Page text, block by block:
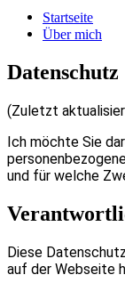
Startseite
Über mich
Datenschutz
(Zuletzt
Ich möchte Sie
und für welche
Diese
auf der Webseite